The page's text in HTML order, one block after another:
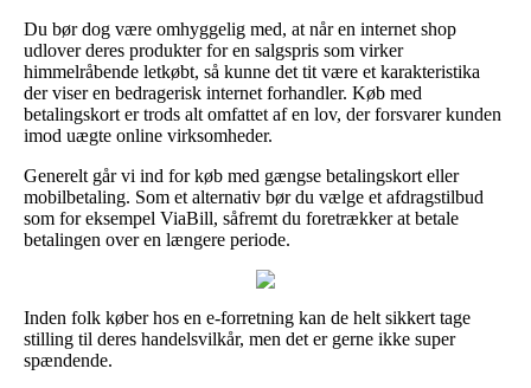
Du bør dog være omhyggelig med, at når en internet shop
udlover deres produkter for en salgspris som virker
himmelråbende letkøbt, så kunne det tit være et karakteristika
der viser en bedragerisk internet forhandler. Køb med
betalingskort er trods alt omfattet af en lov, der forsvarer kunden
imod uægte online virksomheder.
Generelt går vi ind for køb med gængse betalingskort eller
mobilbetaling. Som et alternativ bør du vælge et afdragstilbud
som for eksempel ViaBill, såfremt du foretrækker at betale
betalingen over en længere periode.
Inden folk køber hos en e-forretning kan de helt sikkert tage
stilling til deres handelsvilkår, men det er gerne ikke super
spændende.